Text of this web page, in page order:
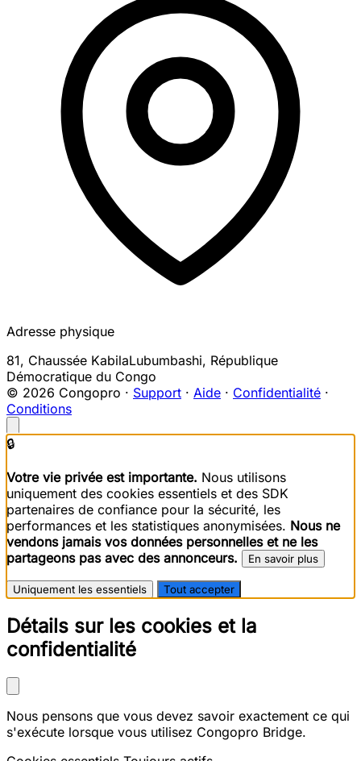
Adresse physique
81, Chaussée KabilaLubumbashi, République
Démocratique du Congo
© 2026 Congopro · Support · Aide · Confidentialité ·
Conditions
🔒
Votre vie privée est importante. Nous utilisons
uniquement des cookies essentiels et des SDK
partenaires de confiance pour la sécurité, les
performances et les statistiques anonymisées. Nous ne
vendons jamais vos données personnelles et ne les
partageons pas avec des annonceurs.
En savoir plus
Uniquement les essentiels Tout accepter
Détails sur les cookies et la
confidentialité
Nous pensons que vous devez savoir exactement ce qui
s'exécute lorsque vous utilisez Congopro Bridge.